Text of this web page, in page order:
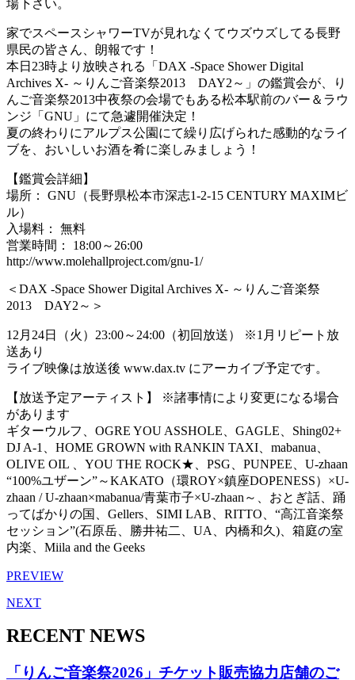
場下さい。
家でスペースシャワーTVが見れなくてウズウズしてる長野
県民の皆さん、朗報です！
本日23時より放映される「DAX -Space Shower Digital
Archives X- ～りんご音楽祭2013 DAY2～」の鑑賞会が、り
んご音楽祭2013中夜祭の会場でもある松本駅前のバー＆ラウ
ンジ「GNU」にて急遽開催決定！
夏の終わりにアルプス公園にて繰り広げられた感動的なライ
ブを、おいしいお酒を肴に楽しみましょう！
【鑑賞会詳細】
場所： GNU（長野県松本市深志1-2-15 CENTURY MAXIMビ
ル）
入場料： 無料
営業時間： 18:00～26:00
http://www.molehallproject.com/gnu-1/
＜DAX -Space Shower Digital Archives X- ～りんご音楽祭
2013 DAY2～＞
12月24日（火）23:00～24:00（初回放送） ※1月リピート放
送あり
ライブ映像は放送後 www.dax.tv にアーカイブ予定です。
【放送予定アーティスト】 ※諸事情により変更になる場合
があります
ギターウルフ、OGRE YOU ASSHOLE、GAGLE、Shing02+
DJ A-1、HOME GROWN with RANKIN TAXI、mabanua、
OLIVE OIL 、YOU THE ROCK★、PSG、PUNPEE、U-zhaan
“100%ユザーン”～KAKATO（環ROY×鎮座DOPENESS）×U-
zhaan / U-zhaan×mabanua/青葉市子×U-zhaan～、おとぎ話、踊
ってばかりの国、Gellers、SIMI LAB、RITTO、“高江音楽祭
セッション”(石原岳、勝井祐二、UA、内橋和久)、箱庭の室
内楽、Miila and the Geeks
PREVIEW
NEXT
RECENT NEWS
「りんご音楽祭2026」チケット販売協力店舗のご